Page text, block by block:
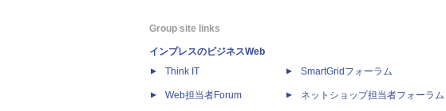
Group site links
インプレスのビジネスWeb
Think IT
Web担当者Forum
SmartGridフォーラム
ネットショップ担当者フォーラム